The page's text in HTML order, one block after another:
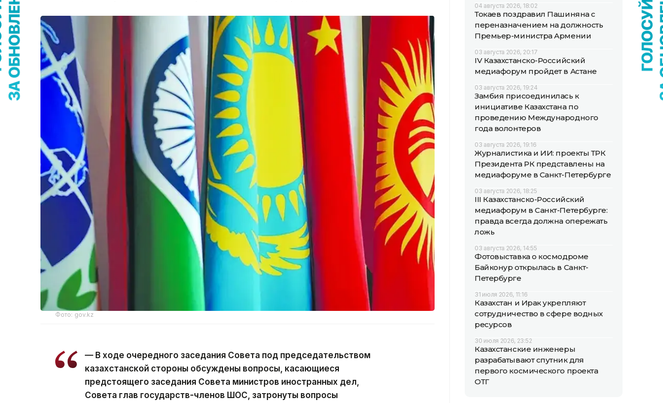
Фото: gov.kz
— В ходе очередного заседания Совета под председательством
казахстанской стороны обсуждены вопросы, касающиеся
предстоящего заседания Совета министров иностранных дел,
Совета глав государств-членов ШОС, затронуты вопросы
04 августа 2026, 18:02
Токаев поздравил Пашиняна с
переназначением на должность
Премьер-министра Армении
03 августа 2026, 20:17
IV Казахстанско-Российский
медиафорум пройдет в Астане
03 августа 2026, 19:24
Замбия присоединилась к
инициативе Казахстана по
проведению Международного
года волонтеров
03 августа 2026, 19:16
Журналистика и ИИ: проекты ТРК
Президента РК представлены на
медиафоруме в Санкт-Петербурге
03 августа 2026, 18:25
III Казахстанско-Российский
медиафорум в Санкт-Петербурге:
правда всегда должна опережать
ложь
03 августа 2026, 14:55
Фотовыставка о космодроме
Байконур открылась в Санкт-
Петербурге
31 июля 2026, 11:16
Казахстан и Ирак укрепляют
сотрудничество в сфере водных
ресурсов
30 июля 2026, 23:52
Казахстанские инженеры
разрабатывают спутник для
первого космического проекта
ОТГ